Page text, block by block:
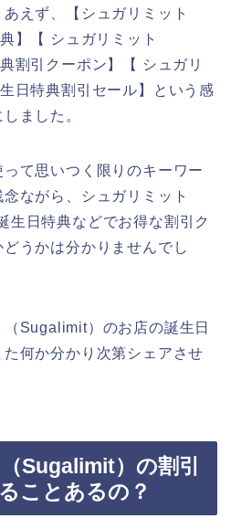
えず、【シュガリミット
】【 シュガリミット
割引クーポン】【 シュガリ
日特典割引セール】という感
ました。
て思いつく限りのキーワー
ながら、シュガリミット
生日特典などでお得な割引ク
うかは分かりませんでし
Sugalimit）のお店の誕生日
何か分かり次第シェアさせ
Sugalimit）の割引
ことあるの？